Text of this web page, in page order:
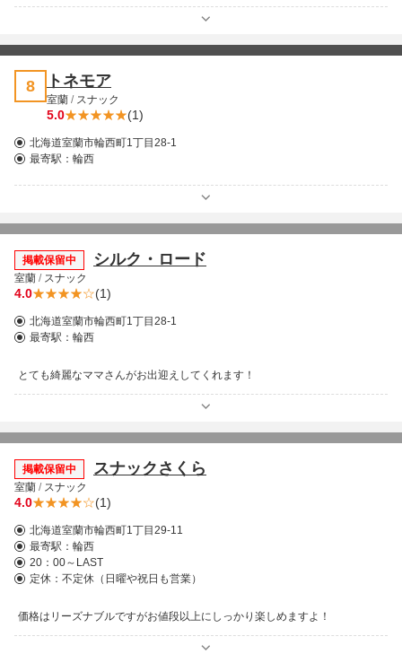
8 トネモア
室蘭 / スナック
5.0 (1)
北海道室蘭市輪西町1丁目28-1
最寄駅： 輪西
掲載保留中 シルク・ロード
室蘭 / スナック
4.0 (1)
北海道室蘭市輪西町1丁目28-1
最寄駅： 輪西
とても綺麗なママさんがお出迎えしてくれます！
掲載保留中 スナックさくら
室蘭 / スナック
4.0 (1)
北海道室蘭市輪西町1丁目29-11
最寄駅： 輪西
20：00～LAST
定休：不定休（日曜や祝日も営業）
価格はリーズナブルですがお値段以上にしっかり楽しめますよ！